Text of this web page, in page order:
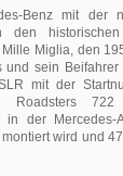
Benz mit der
Miglia, den
und sein
mit der
Roadsters
in der Mercedes-
wird und